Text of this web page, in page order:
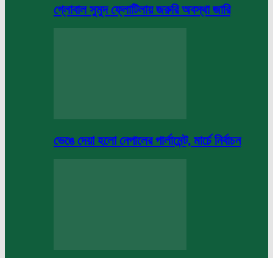
গ্লোবাল সুমুদ ফ্লোটিলায় জরুরি অবস্থা জারি
ভেঙে দেয়া হলো নেপালের পার্লামেন্ট, মার্চে নির্বাচন